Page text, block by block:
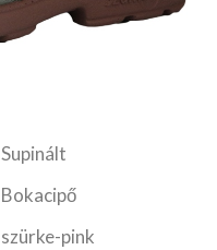
Supinált
Bokacipő
szürke-pink